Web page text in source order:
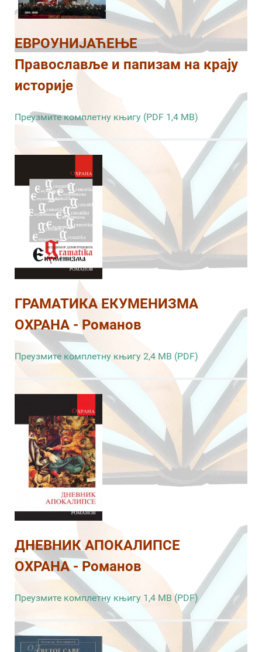
ЕВРОУНИЈАЋЕЊЕ
Православље и папизам на крају
историје
Преузмите комплетну књигу (PDF 1,4 MB)
ГРАМАТИКА ЕКУМЕНИЗМА
ОХРАНА - Романов
Преузмите комплетну књигу 2,4 MB (PDF)
ДНЕВНИК АПОКАЛИПСЕ
ОХРАНА - Романов
Преузмите комплетну књигу 1,4 MB (PDF)